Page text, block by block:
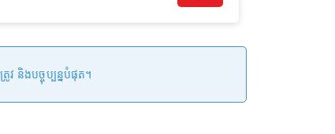
និងបច្ចុប្បន្នបំផុត។